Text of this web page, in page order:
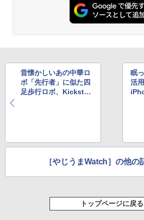
昔懐かしいあの中華ロ
ボ「先行者」に似た四
足歩行ロボ、Kickstart
眠
活
［やじうまWatch］の他の
トップページに戻る